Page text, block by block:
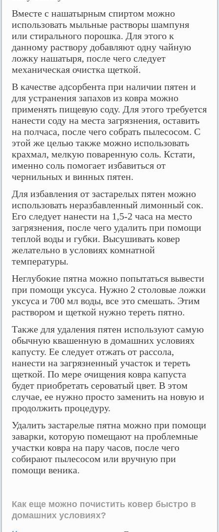
Вместе с нашатырным спиртом можно
использовать мыльные растворы шампуня
или стирального порошка. Для этого к
данному раствору добавляют одну чайную
ложку нашатыря, после чего следует
механическая очистка щеткой.
В качестве адсорбента при наличии пятен и
для устранения запахов из ковра можно
применять пищевую соду. Для этого требуется
нанести соду на места загрязнения, оставить
на полчаса, после чего собрать пылесосом. С
этой же целью также можно использовать
крахмал, мелкую поваренную соль. Кстати,
именно соль помогает избавиться от
чернильных и винных пятен.
Для избавления от застарелых пятен можно
использовать неразбавленный лимонный сок.
Его следует нанести на 1,5-2 часа на место
загрязнения, после чего удалить при помощи
теплой воды и губки. Высушивать ковер
желательно в условиях комнатной
температуры.
Неглубокие пятна можно попытаться вывести
при помощи уксуса. Нужно 2 столовые ложки
уксуса и 700 мл воды, все это смешать. Этим
раствором и щеткой нужно тереть пятно.
Также для удаления пятен используют самую
обычную квашенную в домашних условиях
капусту. Ее следует отжать от рассола,
нанести на загрязненный участок и тереть
щеткой. По мере очищения ковра капуста
будет приобретать сероватый цвет. В этом
случае, ее нужно просто заменить на новую и
продолжить процедуру.
Удалить застарелые пятна можно при помощи
заварки, которую помещают на проблемные
участки ковра на пару часов, после чего
собирают пылесосом или вручную при
помощи веника.
Как еще можно почистить ковер быстро в
домашних условиях?